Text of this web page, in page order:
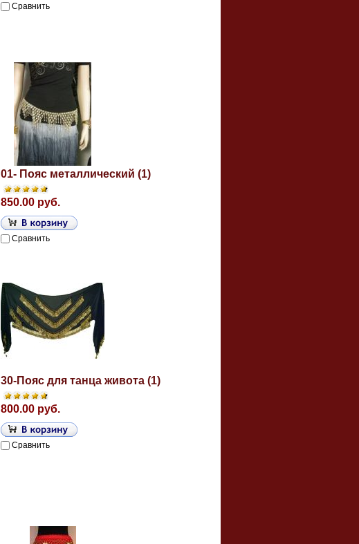
Сравнить
01- Пояс металлический (1)
850.00 руб.
Сравнить
30-Пояс для танца живота (1)
800.00 руб.
Сравнить